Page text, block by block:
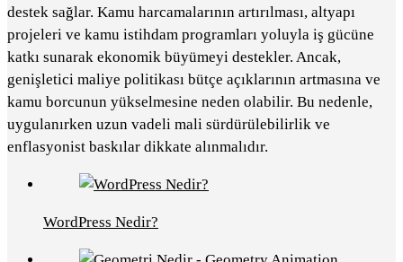
destek sağlar. Kamu harcamalarının artırılması, altyapı
projeleri ve kamu istihdam programları yoluyla iş gücüne
katkı sunarak ekonomik büyümeyi destekler. Ancak,
genişletici maliye politikası bütçe açıklarının artmasına ve
kamu borcunun yükselmesine neden olabilir. Bu nedenle,
uygulanırken uzun vadeli mali sürdürülebilirlik ve
enflasyonist baskılar dikkate alınmalıdır.
WordPress Nedir?